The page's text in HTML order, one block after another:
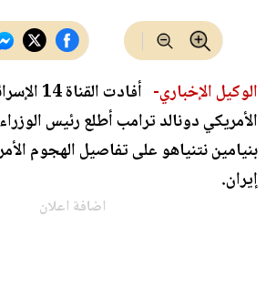
الوكيل الإخباري-
أفادت
الأمريكي دونالد ترامب أطلع رئيس
بنيامين نتنياهو على تفاصيل الهجوم
إيران.
اضافة اعلان